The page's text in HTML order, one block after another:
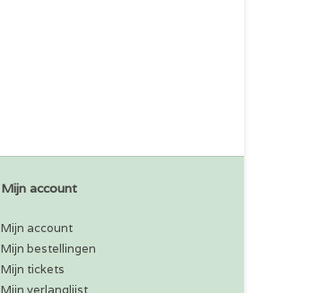
Mijn account
Mijn account
Mijn bestellingen
Mijn tickets